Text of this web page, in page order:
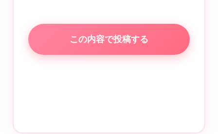
この内容で投稿する